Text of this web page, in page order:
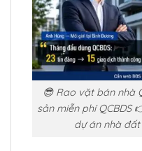
😎 Rao vặt bán nhà
sản miễn phí QCBDS
dự án nhà